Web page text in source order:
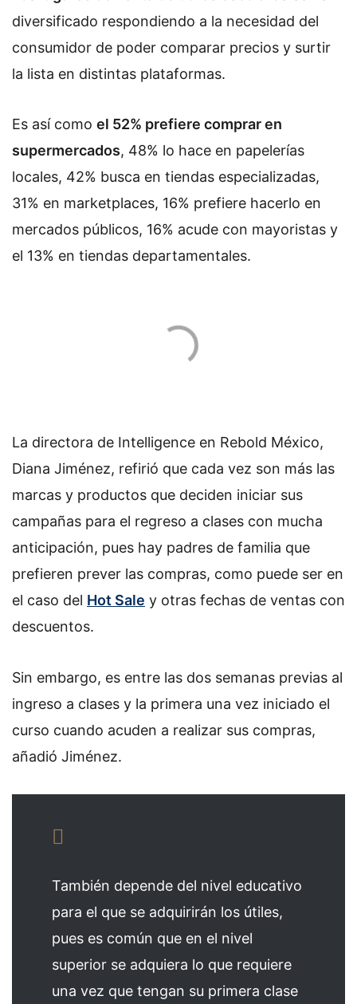
diversificado respondiendo a la necesidad del
consumidor de poder comparar precios y surtir
la lista en distintas plataformas.
Es así como el 52% prefiere comprar en
supermercados, 48% lo hace en papelerías
locales, 42% busca en tiendas especializadas,
31% en marketplaces, 16% prefiere hacerlo en
mercados públicos, 16% acude con mayoristas y
el 13% en tiendas departamentales.
La directora de Intelligence en Rebold México,
Diana Jiménez, refirió que cada vez son más las
marcas y productos que deciden iniciar sus
campañas para el regreso a clases con mucha
anticipación, pues hay padres de familia que
prefieren prever las compras, como puede ser en
el caso del Hot Sale y otras fechas de ventas con
descuentos.
Sin embargo, es entre las dos semanas previas al
ingreso a clases y la primera una vez iniciado el
curso cuando acuden a realizar sus compras,
añadió Jiménez.
También depende del nivel educativo
para el que se adquirirán los útiles,
pues es común que en el nivel
superior se adquiera lo que requiere
una vez que tengan su primera clase